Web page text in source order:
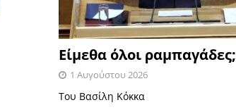
Είμεθα όλοι ραμπαγάδες;
1 Αυγούστου 2026
Του Βασίλη Κόκκα